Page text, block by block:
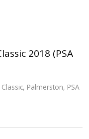
2018 (PSA
, Palmerston, PSA